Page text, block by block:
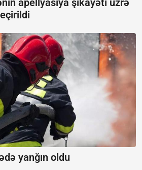
apellyasiya şikayəti üzrə
yanğın oldu